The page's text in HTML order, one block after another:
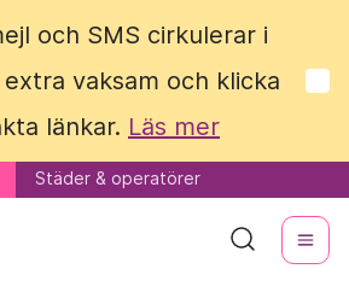
och SMS cirkulerar i
vaksam och klicka
länkar. Läs mer
Städer & operatörer
och SMS cirkulerar i
vaksam och klicka
länkar. Läs mer
Städer & operatörer